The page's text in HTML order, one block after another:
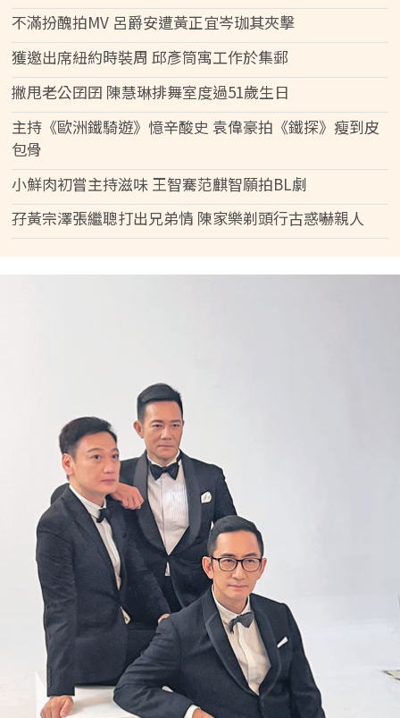
不滿扮醜拍MV 呂爵安遭黃正宜岑珈其夾擊
獲邀出席紐約時裝周 邱彥筒寓工作於集郵
撇甩老公囝囝 陳慧琳排舞室度過51歲生日
主持《歐洲鐵騎遊》憶辛酸史 袁偉豪拍《鐵探》瘦到皮
包骨
小鮮肉初嘗主持滋味 王智騫范麒智願拍BL劇
孖黃宗澤張繼聰打出兄弟情 陳家樂剃頭行古惑嚇親人